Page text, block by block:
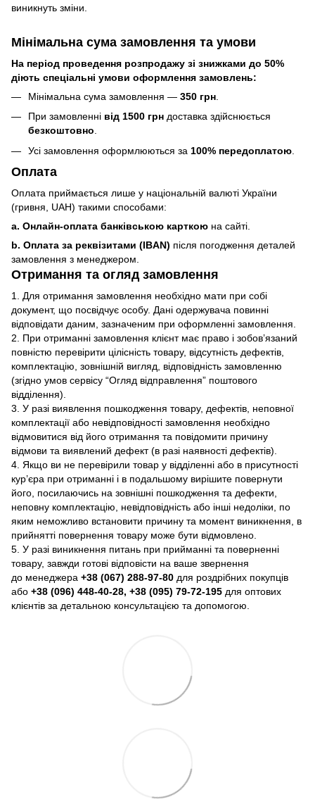
виникнуть зміни.
Мінімальна сума замовлення та умови
На період проведення розпродажу зі знижками до 50%
діють спеціальні умови оформлення замовлень:
Мінімальна сума замовлення — 350 грн
При замовленні від 1500 грн доставка здійснюється
безкоштовно.
Усі замовлення оформлюються за 100% передоплатою
Оплата
Оплата приймається лише у національній валюті України
(гривня, UAH) такими способами:
a. Онлайн-оплата банківською карткою на сайті.
b. Оплата за реквізитами (IBAN) після погодження деталей
замовлення з менеджером.
Отримання та огляд замовлення
1. Для отримання замовлення необхідно мати при собі
документ, що посвідчує особу. Дані одержувача повинні
відповідати даним, зазначеним при оформленні замовлення.
2. При отриманні замовлення клієнт має право і зобов’язаний
повністю перевірити цілісність товару, відсутність дефектів,
комплектацію, зовнішній вигляд, відповідність замовленню
(згідно умов сервісу “Огляд відправлення” поштового
відділення).
3. У разі виявлення пошкодження товару, дефектів, неповної
комплектації або невідповідності замовлення необхідно
відмовитися від його отримання та повідомити причину
відмови та виявлений дефект (в разі наявності дефектів).
4. Якщо ви не перевірили товар у відділенні або в присутності
кур’єра при отриманні і в подальшому вирішите повернути
його, посилаючись на зовнішні пошкодження та дефекти,
неповну комплектацію, невідповідність або інші недоліки, по
яким неможливо встановити причину та момент виникнення, в
прийнятті повернення товару може бути відмовлено.
5. У разі виникнення питань при прийманні та поверненні
товару, завжди готові відповісти на ваше звернення
до менеджера +38 (067) 288-97-80 для роздрібних покупців
або +38 (096) 448-40-28, +38 (095) 79-72-195 для оптових
клієнтів за детальною консультацією та допомогою.